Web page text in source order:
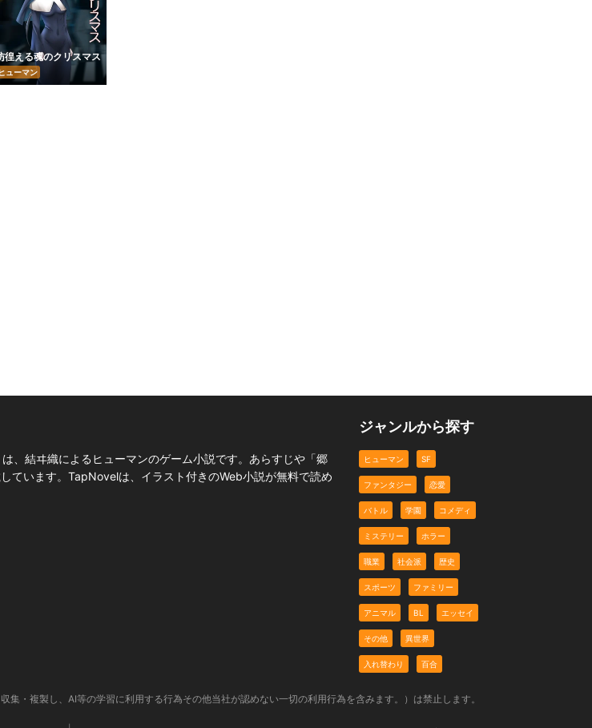
徨える魂のクリスマス
ヒューマン
、結ヰ織によるヒューマンのゲーム小説です。あらすじや「郷
ています。TapNovelは、イラスト付きのWeb小説が無料で読め
ジャンルから探す
ヒューマン SF
ファンタジー 恋愛
バトル 学園 コメディ
ミステリー ホラー
職業 社会派 歴史
スポーツ ファミリー
アニマル BL エッセイ
その他 異世界
入れ替わり 百合
・複製し、AI等の学習に利用する行為その他当社が認めない一切の利用行為を含みます。）は禁止します。